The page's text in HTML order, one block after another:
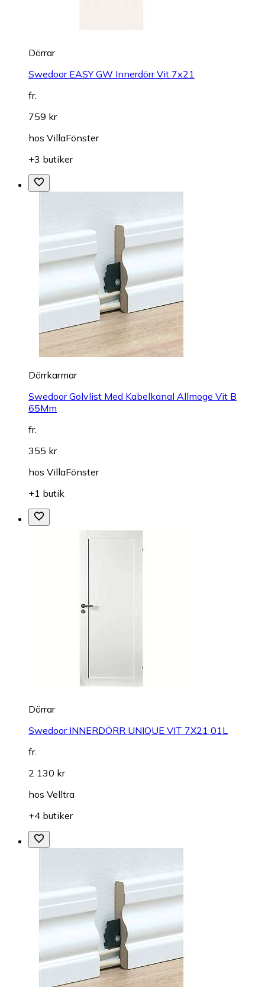
Dörrar
Swedoor EASY GW Innerdörr Vit 7x21
fr.
759 kr
hos VillaFönster
+3 butiker
Dörrkarmar
Swedoor Golvlist Med Kabelkanal Allmoge Vit B
65Mm
fr.
355 kr
hos VillaFönster
+1 butik
Dörrar
Swedoor INNERDÖRR UNIQUE VIT 7X21 01L
fr.
2 130 kr
hos Velltra
+4 butiker